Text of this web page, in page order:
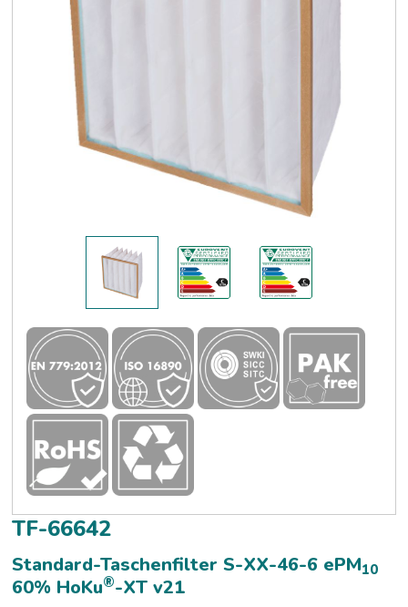
TF-66642
Standard-Taschenfilter S-XX-46-6 ePM10
60% HoKu®-XT v21